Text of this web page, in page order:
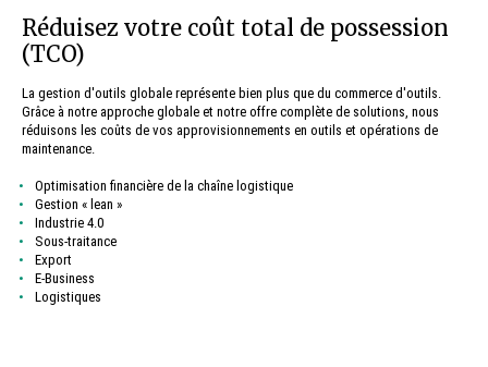
Réduisez votre coût total de possession
(TCO)
La gestion d'outils globale représente bien plus que du commerce d'outils.
Grâce à notre approche globale et notre offre complète de solutions, nous
réduisons les coûts de vos approvisionnements en outils et opérations de
maintenance.
Optimisation financière de la chaîne logistique
Gestion « lean »
Industrie 4.0
Sous-traitance
Export
E-Business
Logistiques